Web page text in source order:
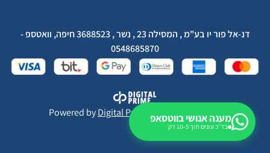
דנ-אל פור יו בע"מ , המסילה 23 , נשר , 3688523 חיפה, וואטספ -
0548685870
Powered byDigital Prime Monetization LTD
מענה אנושי בווטסאפ
בד״כ עונים תוך 5–10 דק׳